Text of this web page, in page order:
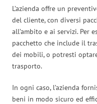
L’azienda offre un
del cliente, con diversi
all’ambito e ai servizi. Per
pacchetto che include il
dei mobili, o potresti
trasporto.
In ogni caso, l’azienda
beni in modo sicuro ed